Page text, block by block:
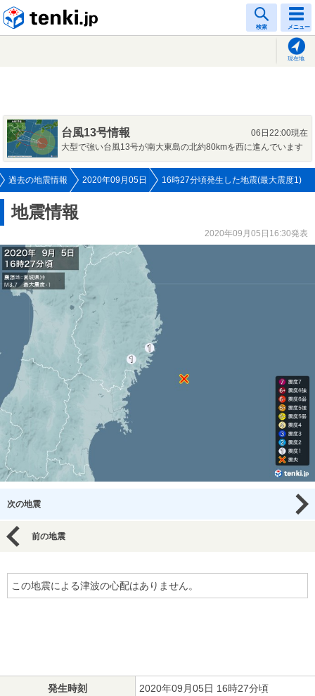
検索 メニュー
現在地
台風13号情報
06日22:00現在
大型で強い台風13号が南大東島の北約80kmを西に進んでいます
過去の地震情報 2020年09月05日 16時27分頃発生した地震(最大震度1)
地震情報
2020年09月05日16:30発表
次の地震
前の地震
この地震による津波の心配はありません。
発生時刻 2020年09月05日 16時27分頃